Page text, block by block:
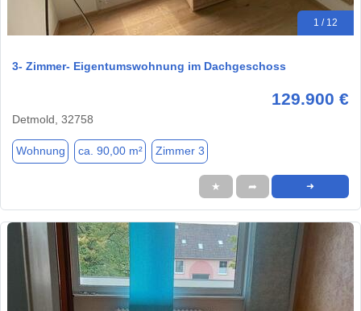
1 / 12
3- Zimmer- Eigentumswohnung im Dachgeschoss
129.900 €
Detmold, 32758
Wohnung ca. 90,00 m² Zimmer 3
★ ➦ ➜